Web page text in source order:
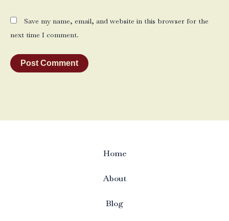
Save my name, email, and website in this browser for the
next time I comment.
Home
About
Blog